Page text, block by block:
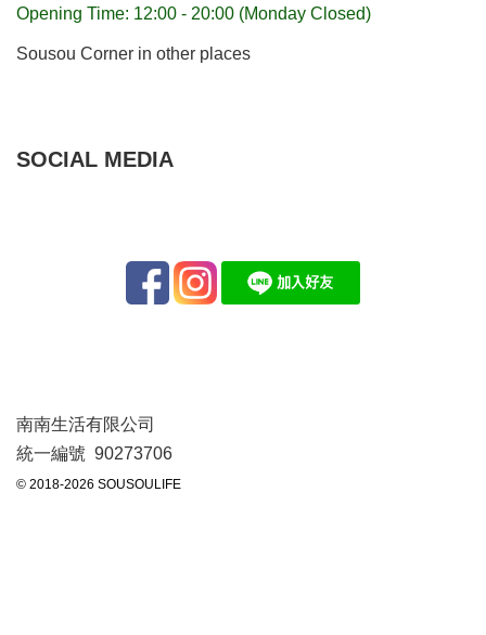
Opening Time: 12:00 - 20:00 (Monday Closed)
Sousou Corner in other places
SOCIAL MEDIA
南南生活有限公司
統一編號 90273706
© 2018-2026 SOUSOULIFE